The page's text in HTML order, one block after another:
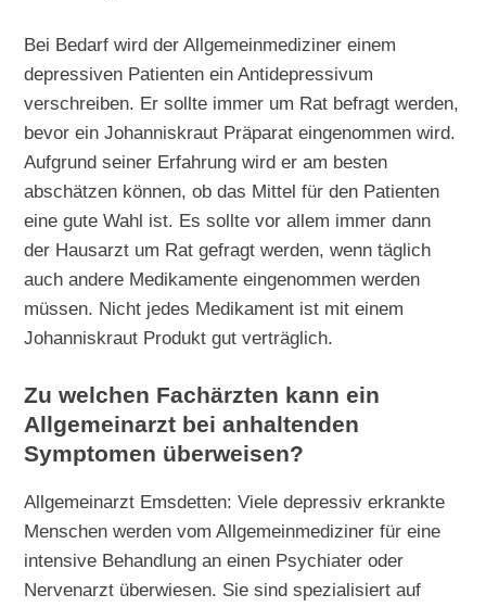
Bei Bedarf wird der Allgemeinmediziner einem
depressiven Patienten ein Antidepressivum
verschreiben. Er sollte immer um Rat befragt werden,
bevor ein Johanniskraut Präparat eingenommen wird.
Aufgrund seiner Erfahrung wird er am besten
abschätzen können, ob das Mittel für den Patienten
eine gute Wahl ist. Es sollte vor allem immer dann
der Hausarzt um Rat gefragt werden, wenn täglich
auch andere Medikamente eingenommen werden
müssen. Nicht jedes Medikament ist mit einem
Johanniskraut Produkt gut verträglich.
Zu welchen Fachärzten kann ein
Allgemeinarzt bei anhaltenden
Symptomen überweisen?
Allgemeinarzt Emsdetten: Viele depressiv erkrankte
Menschen werden vom Allgemeinmediziner für eine
intensive Behandlung an einen Psychiater oder
Nervenarzt überwiesen. Sie sind spezialisiert auf